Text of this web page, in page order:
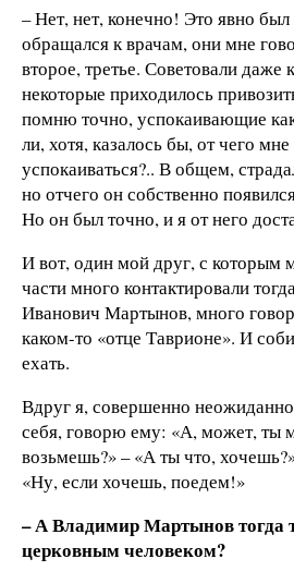
– Нет, нет, конечно! Это явно был
обращался к врачам, они мне
второе, третье. Советовали даже
некоторые приходилось
помню точно, успокаивающие
ли, хотя, казалось бы, от чего
успокаиваться?.. В общем,
но отчего он собственно
Но он был точно, и я от него
И вот, один мой друг, с которым
части много контактировали
Иванович Мартынов, много
каком-то «отце Таврионе». И
ехать.
Вдруг я, совершенно
себя, говорю ему: «А, может, ты
возьмешь?» – «А ты что,
«Ну, если хочешь, поедем!»
– А Владимир Мартынов тогда
церковным человеком?